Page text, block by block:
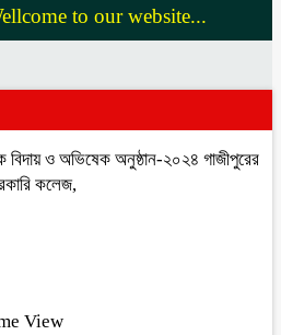
to our website...
বিদায় ও অভিষেক অনুষ্ঠান-২০২৪ গাজীপুরের
কলেজ,
View